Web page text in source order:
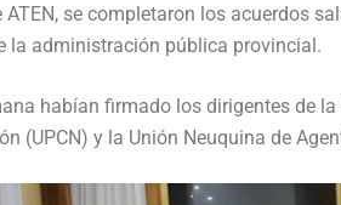
ATEN, se completaron los acuerdos
la administración pública provincial.
habían firmado los dirigentes de
(UPCN) y la Unión Neuquina de